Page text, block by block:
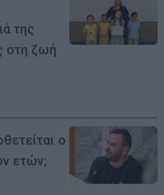
της
στη ζωή
ο
ετών;